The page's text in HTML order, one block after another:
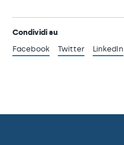
Condividi su
Facebook
Twitter LinkedIn